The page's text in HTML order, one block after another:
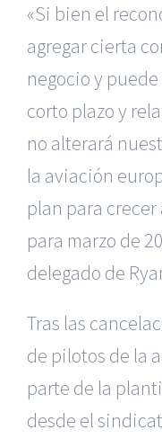
«Si bien el
agregar cierta
negocio y
corto plazo y
no alterará
la aviación
plan para
para marzo de
delegado de
Tras las
de pilotos de la
parte de la
desde el